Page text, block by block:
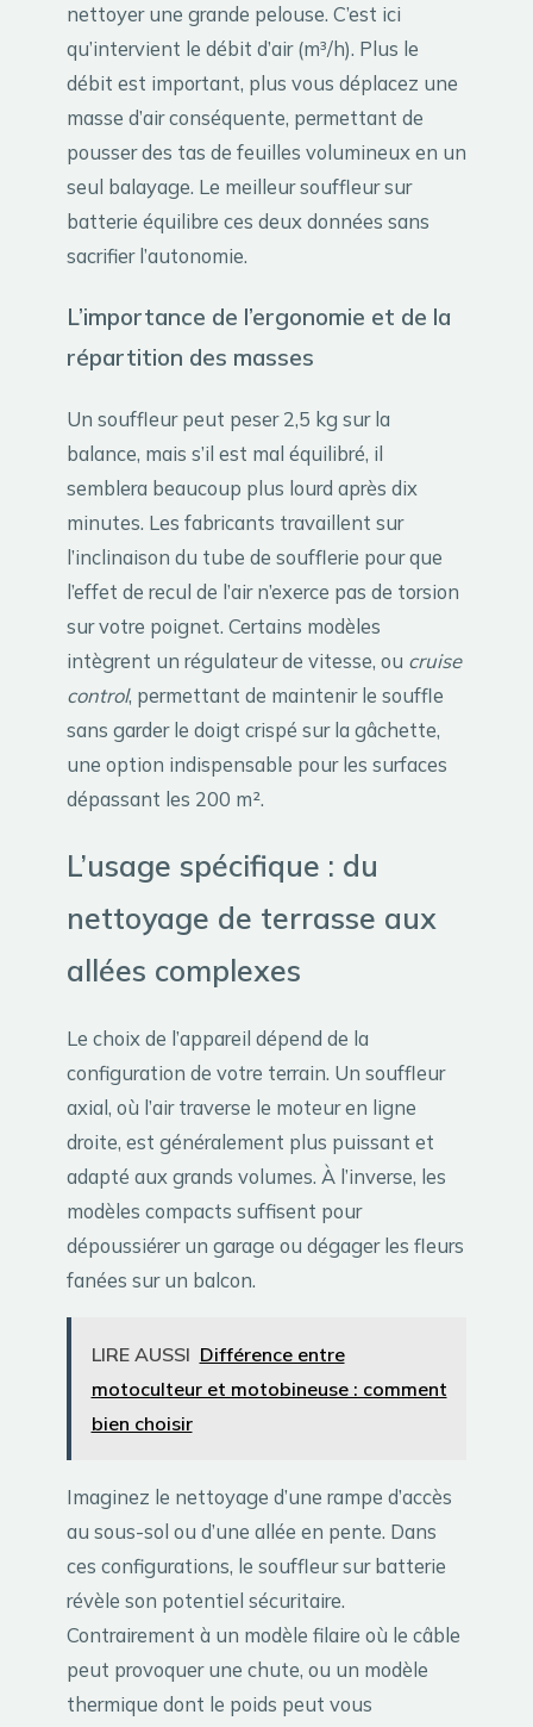
nettoyer une grande pelouse. C’est ici
qu’intervient le débit d’air (m³/h). Plus le
débit est important, plus vous déplacez une
masse d’air conséquente, permettant de
pousser des tas de feuilles volumineux en un
seul balayage. Le meilleur souffleur sur
batterie équilibre ces deux données sans
sacrifier l’autonomie.
L’importance de l’ergonomie et de la
répartition des masses
Un souffleur peut peser 2,5 kg sur la
balance, mais s’il est mal équilibré, il
semblera beaucoup plus lourd après dix
minutes. Les fabricants travaillent sur
l’inclinaison du tube de soufflerie pour que
l’effet de recul de l’air n’exerce pas de torsion
sur votre poignet. Certains modèles
intègrent un régulateur de vitesse, ou cruise
control, permettant de maintenir le souffle
sans garder le doigt crispé sur la gâchette,
une option indispensable pour les surfaces
dépassant les 200 m².
L’usage spécifique : du
nettoyage de terrasse aux
allées complexes
Le choix de l’appareil dépend de la
configuration de votre terrain. Un souffleur
axial, où l’air traverse le moteur en ligne
droite, est généralement plus puissant et
adapté aux grands volumes. À l’inverse, les
modèles compacts suffisent pour
dépoussiérer un garage ou dégager les fleurs
fanées sur un balcon.
LIRE AUSSI Différence entre
motoculteur et motobineuse : comment
bien choisir
Imaginez le nettoyage d’une rampe d’accès
au sous-sol ou d’une allée en pente. Dans
ces configurations, le souffleur sur batterie
révèle son potentiel sécuritaire.
Contrairement à un modèle filaire où le câble
peut provoquer une chute, ou un modèle
thermique dont le poids peut vous